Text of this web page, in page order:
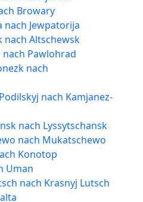
Browary
nach Jewpatorija
nach Altschewsk
Pawlohrad
nach
nach Kamjanez-
nach Lyssytschansk
nach Mukatschewo
Konotop
Uman
nach Krasnyj Lutsch